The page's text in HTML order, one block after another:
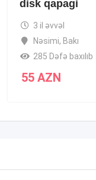
disk qapagi
3 il əvvəl
Nəsimi, Bakı
285 Dəfə baxılıb
55AZN